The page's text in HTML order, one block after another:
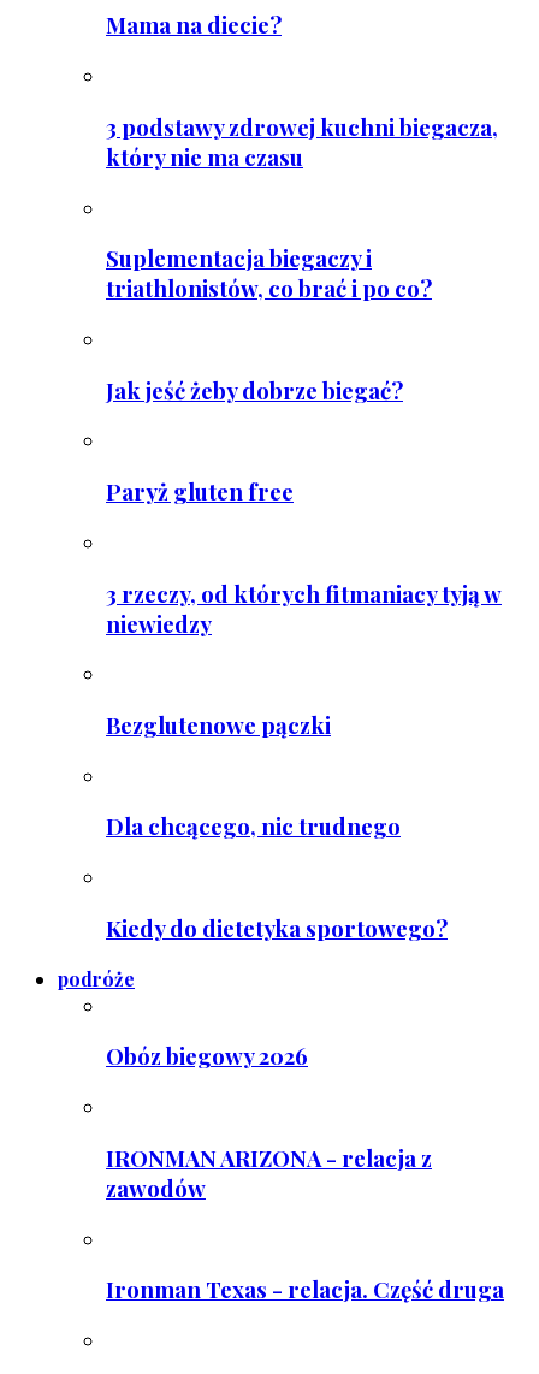
Mama na diecie?
3 podstawy zdrowej kuchni biegacza,
który nie ma czasu
Suplementacja biegaczy i
triathlonistów, co brać i po co?
Jak jeść żeby dobrze biegać?
Paryż gluten free
3 rzeczy, od których fitmaniacy tyją w
niewiedzy
Bezglutenowe pączki
Dla chcącego, nic trudnego
Kiedy do dietetyka sportowego?
podróże
Obóz biegowy 2026
IRONMAN ARIZONA - relacja z
zawodów
Ironman Texas - relacja. Część druga